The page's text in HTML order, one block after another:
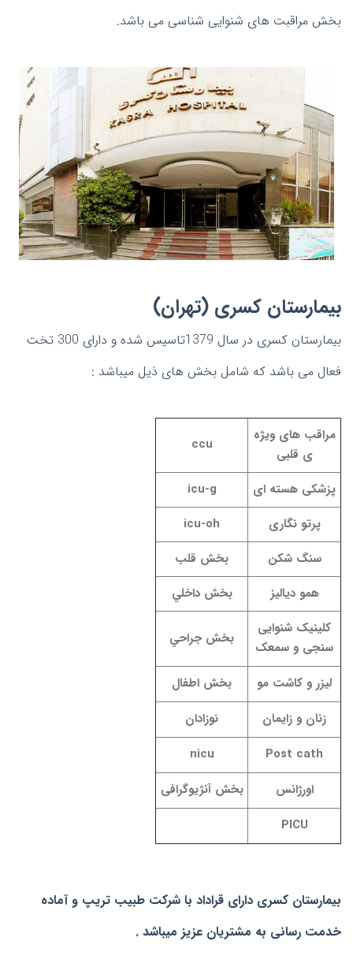
بخش مراقبت های شنوایی شناسی می باشد.
بیمارستان کسری (تهران)
بیمارستان کسری در سال 1379تاسیس شده و دارای 300 تخت
فعال می باشد که شامل بخش های ذیل میباشد :
مراقب های ویژه
ی قلبی
ccu
پزشکی هسته ای
icu-g
پرتو نگاری
icu-oh
سنگ شکن
بخش قلب
همو دیالیز
بخش داخلي
کلینیک شنوایی
سنجی و سمعک
بخش جراحي
لیزر و کاشت مو
بخش اطفال
زنان و زایمان
نوزادان
Post cath
nicu
اورژانس
بخش آنژیوگرافی
PICU
بیمارستان کسری دارای قراداد با شرکت طبیب تریپ و آماده
خدمت رسانی به مشتریان عزیز میباشد .